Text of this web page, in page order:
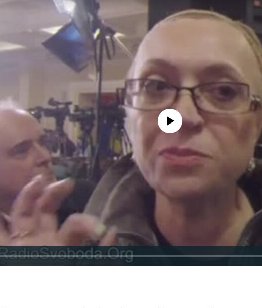
No media source currently available